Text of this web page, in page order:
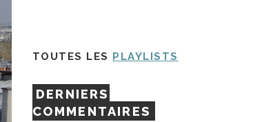
TOUTES LES PLAYLISTS
DERNIERS
COMMENTAIRES